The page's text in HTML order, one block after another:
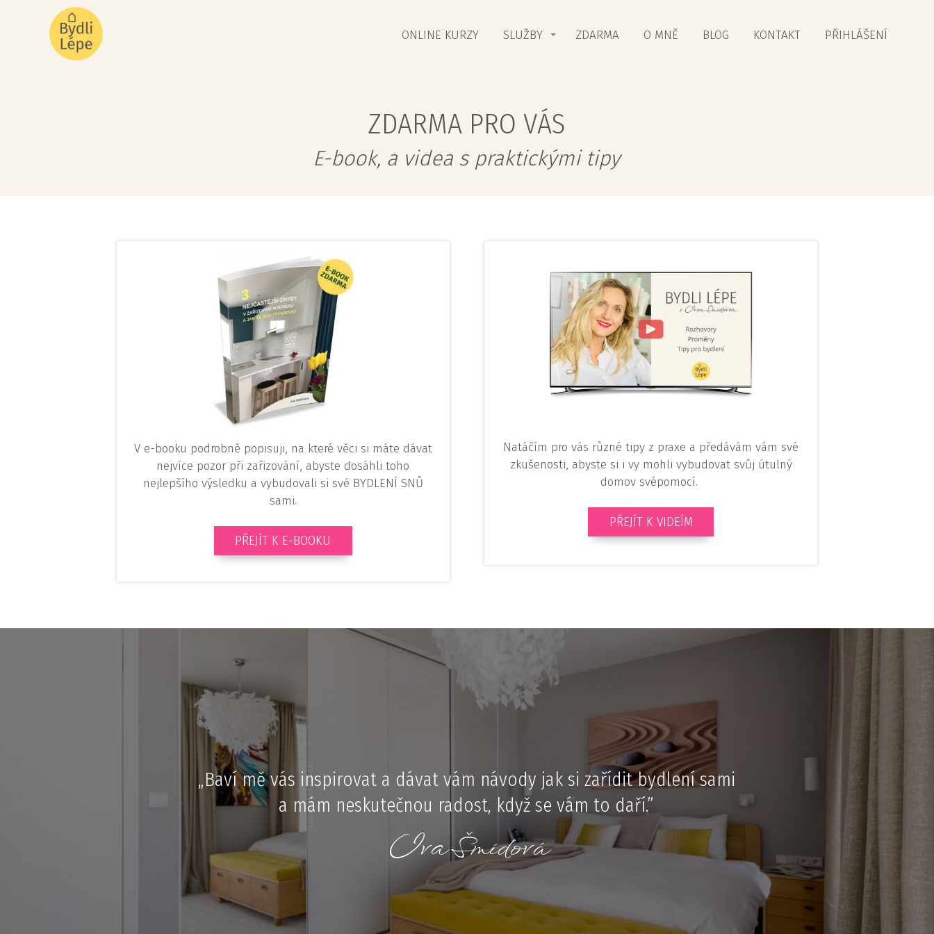
ONLINE KURZY SLUŽBY ZDARMA O MNĚ BLOG KONTAKT PŘIHLÁŠENÍ
ZDARMA PRO VÁS
E-book, a videa s praktickými tipy
V e-booku podrobně popisuji, na které věci si máte dávat
nejvíce pozor při zařizování, abyste dosáhli toho
nejlepšího výsledku a vybudovali si své BYDLENÍ SNŮ
sami.
PŘEJÍT K E-BOOKU
Natáčím pro vás různé tipy z praxe a předávám vám své
zkušenosti, abyste si i vy mohli vybudovat svůj útulný
domov svépomocí.
PŘEJÍT K VIDEÍM
„Baví mě vás inspirovat a dávat vám návody jak si zařídit bydlení sami
a mám neskutečnou radost, když se vám to daří.”
Iva Šmídová